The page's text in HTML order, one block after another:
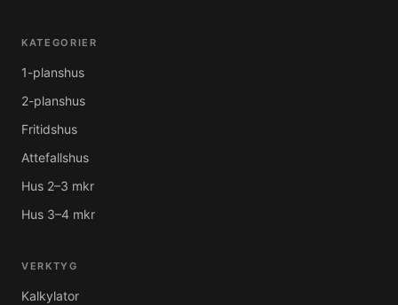
KATEGORIER
1-planshus
2-planshus
Fritidshus
Attefallshus
Hus 2–3 mkr
Hus 3–4 mkr
VERKTYG
Kalkylator